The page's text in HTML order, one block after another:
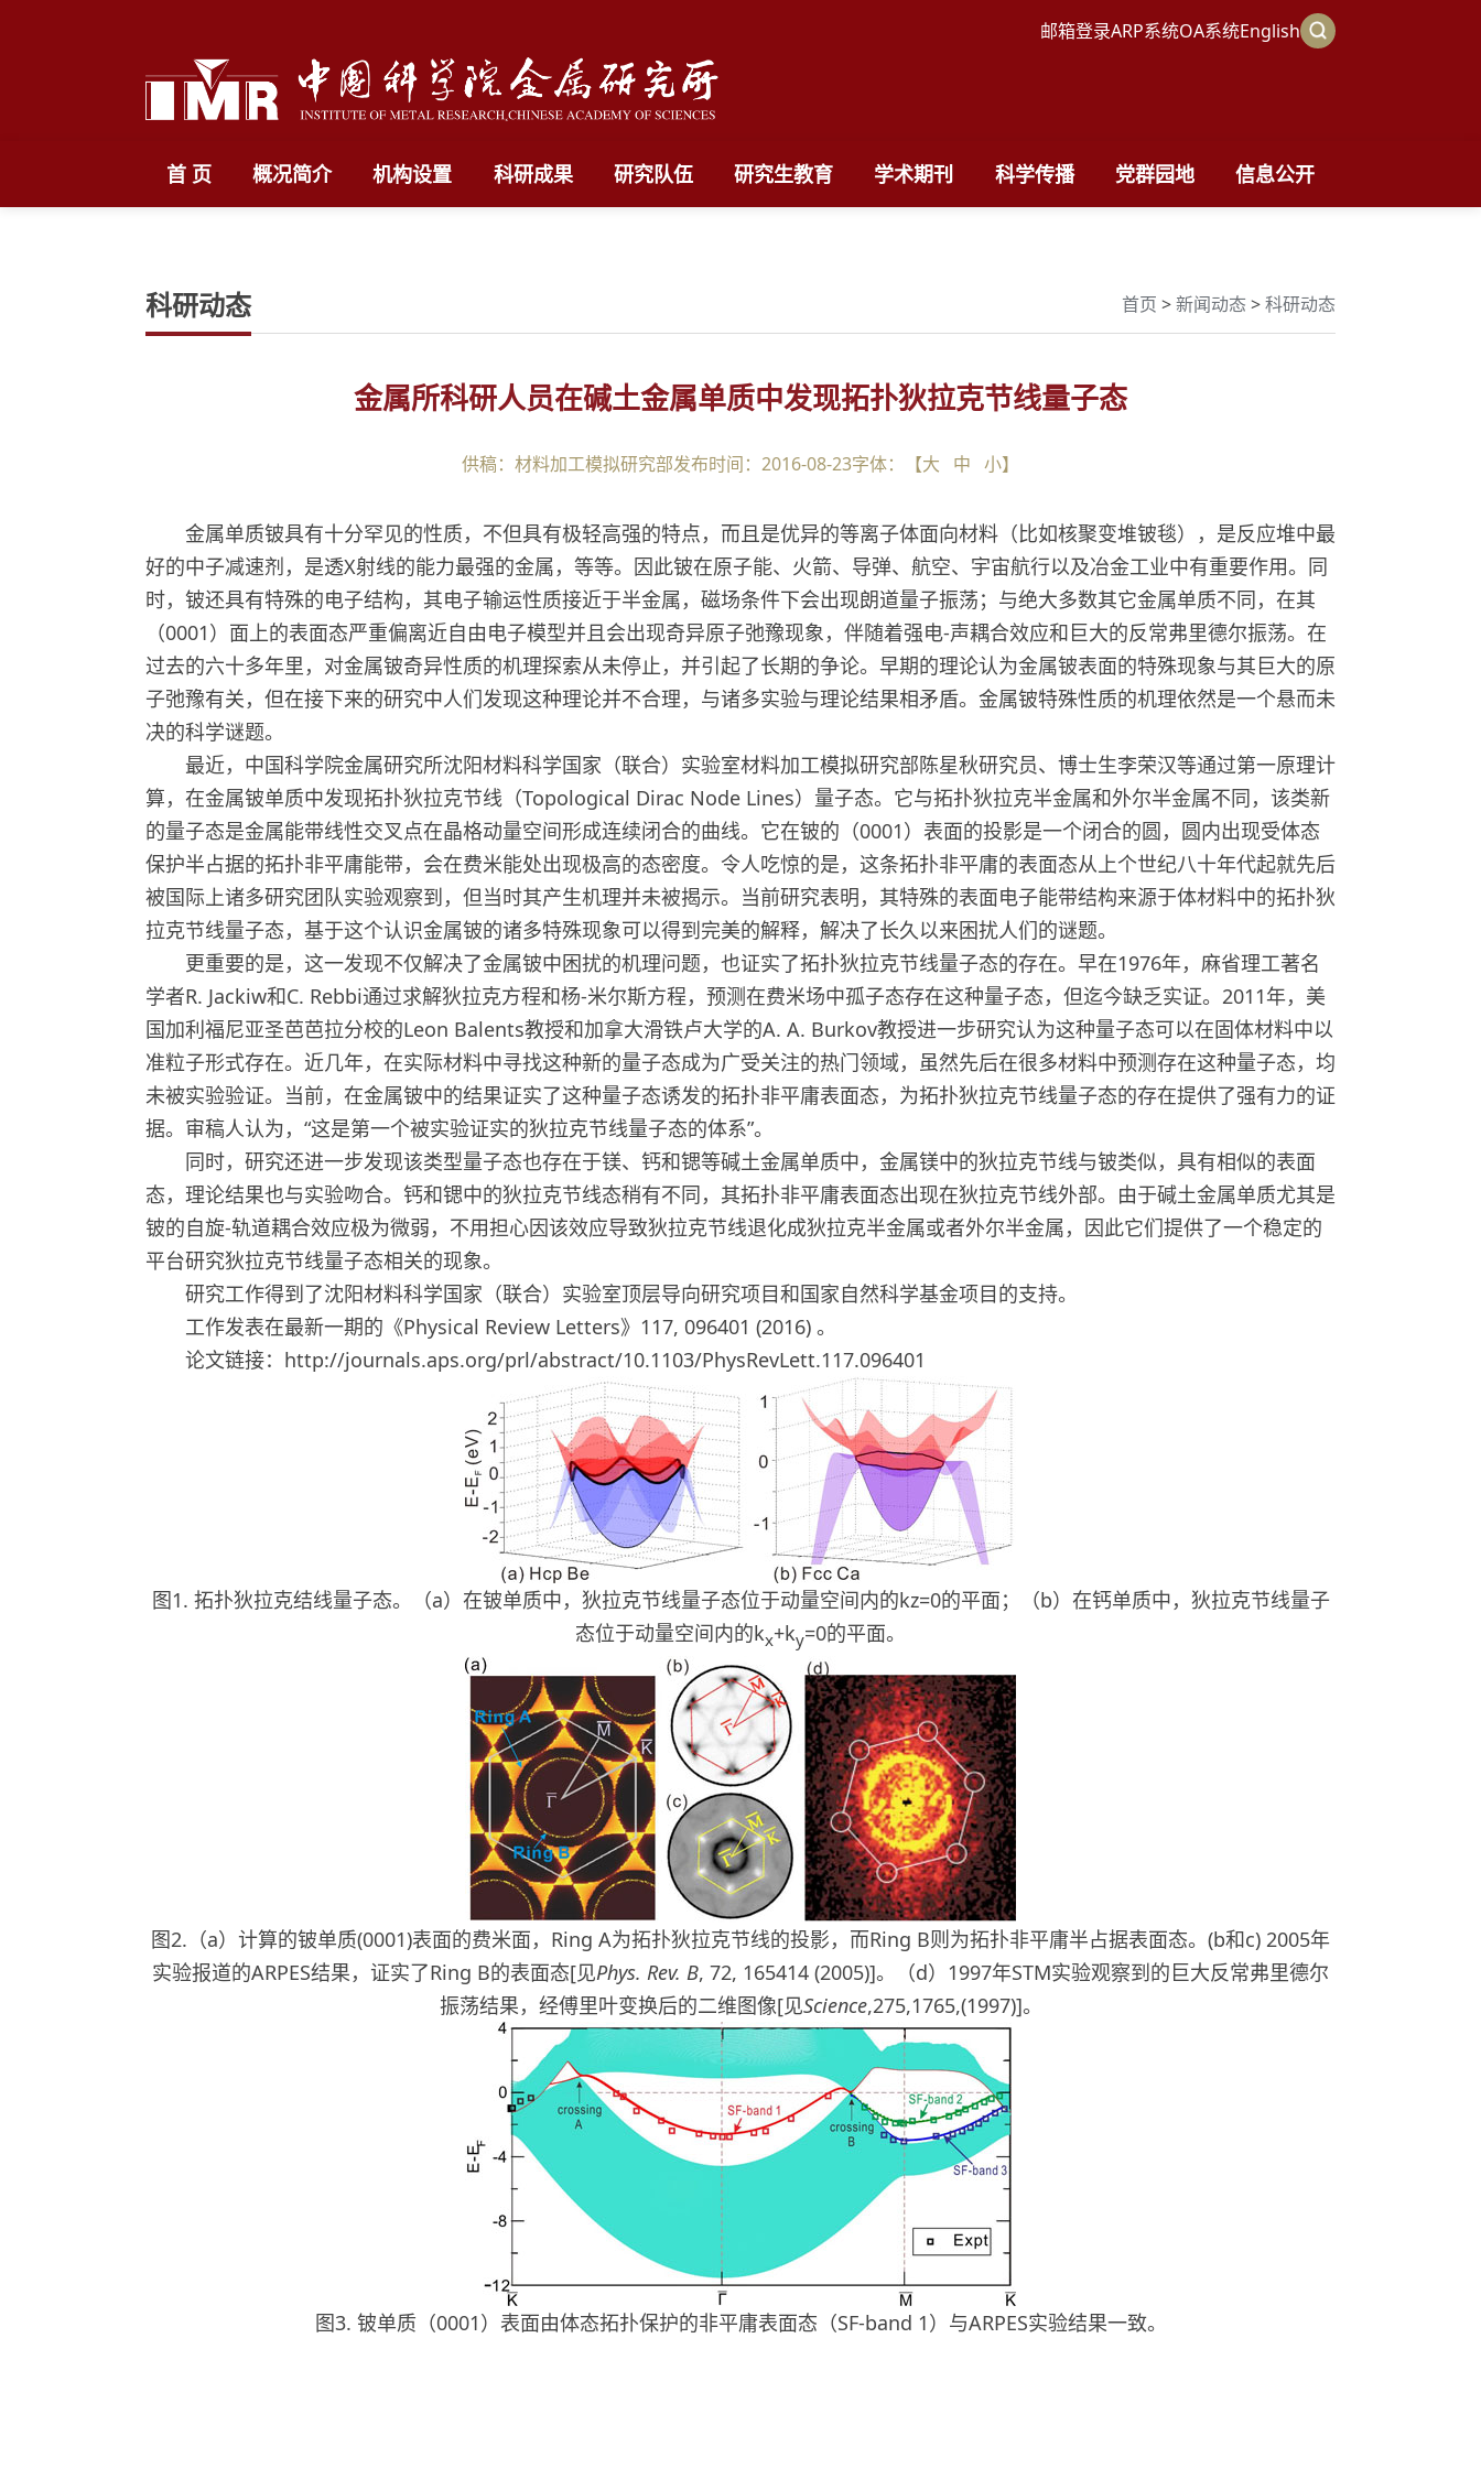
邮箱登录ARP系统OA系统English
首 页 概况简介 机构设置 科研成果 研究队伍 研究生教育 学术期刊 科学传播 党群园地 信息公开
科研动态 首页 >新闻动态>科研动态
金属所科研人员在碱土金属单质中发现拓扑狄拉克节线量子态
供稿：材料加工模拟研究部发布时间：2016-08-23字体：【大 中 小】
金属单质铍具有十分罕见的性质，不但具有极轻高强的特点，而且是优异的等离子体面向材料（比如核聚变堆铍毯），是反应堆中最
好的中子减速剂，是透X射线的能力最强的金属，等等。因此铍在原子能、火箭、导弹、航空、宇宙航行以及冶金工业中有重要作用。同
时，铍还具有特殊的电子结构，其电子输运性质接近于半金属，磁场条件下会出现朗道量子振荡；与绝大多数其它金属单质不同，在其
（0001）面上的表面态严重偏离近自由电子模型并且会出现奇异原子弛豫现象，伴随着强电-声耦合效应和巨大的反常弗里德尔振荡。在
过去的六十多年里，对金属铍奇异性质的机理探索从未停止，并引起了长期的争论。早期的理论认为金属铍表面的特殊现象与其巨大的原
子弛豫有关，但在接下来的研究中人们发现这种理论并不合理，与诸多实验与理论结果相矛盾。金属铍特殊性质的机理依然是一个悬而未
决的科学谜题。
最近，中国科学院金属研究所沈阳材料科学国家（联合）实验室材料加工模拟研究部陈星秋研究员、博士生李荣汉等通过第一原理计
算，在金属铍单质中发现拓扑狄拉克节线（Topological Dirac Node Lines）量子态。它与拓扑狄拉克半金属和外尔半金属不同，该类新
的量子态是金属能带线性交叉点在晶格动量空间形成连续闭合的曲线。它在铍的（0001）表面的投影是一个闭合的圆，圆内出现受体态
保护半占据的拓扑非平庸能带，会在费米能处出现极高的态密度。令人吃惊的是，这条拓扑非平庸的表面态从上个世纪八十年代起就先后
被国际上诸多研究团队实验观察到，但当时其产生机理并未被揭示。当前研究表明，其特殊的表面电子能带结构来源于体材料中的拓扑狄
拉克节线量子态，基于这个认识金属铍的诸多特殊现象可以得到完美的解释，解决了长久以来困扰人们的谜题。
更重要的是，这一发现不仅解决了金属铍中困扰的机理问题，也证实了拓扑狄拉克节线量子态的存在。早在1976年，麻省理工著名
学者R. Jackiw和C. Rebbi通过求解狄拉克方程和杨-米尔斯方程，预测在费米场中孤子态存在这种量子态，但迄今缺乏实证。2011年，美
国加利福尼亚圣芭芭拉分校的Leon Balents教授和加拿大滑铁卢大学的A. A. Burkov教授进一步研究认为这种量子态可以在固体材料中以
准粒子形式存在。近几年，在实际材料中寻找这种新的量子态成为广受关注的热门领域，虽然先后在很多材料中预测存在这种量子态，均
未被实验验证。当前，在金属铍中的结果证实了这种量子态诱发的拓扑非平庸表面态，为拓扑狄拉克节线量子态的存在提供了强有力的证
据。审稿人认为，“这是第一个被实验证实的狄拉克节线量子态的体系”。
同时，研究还进一步发现该类型量子态也存在于镁、钙和锶等碱土金属单质中，金属镁中的狄拉克节线与铍类似，具有相似的表面
态，理论结果也与实验吻合。钙和锶中的狄拉克节线态稍有不同，其拓扑非平庸表面态出现在狄拉克节线外部。由于碱土金属单质尤其是
铍的自旋-轨道耦合效应极为微弱，不用担心因该效应导致狄拉克节线退化成狄拉克半金属或者外尔半金属，因此它们提供了一个稳定的
平台研究狄拉克节线量子态相关的现象。
研究工作得到了沈阳材料科学国家（联合）实验室顶层导向研究项目和国家自然科学基金项目的支持。
工作发表在最新一期的《Physical Review Letters》117, 096401 (2016) 。
论文链接： http://journals.aps.org/prl/abstract/10.1103/PhysRevLett.117.096401
图1. 拓扑狄拉克结线量子态。（a）在铍单质中，狄拉克节线量子态位于动量空间内的kz=0的平面；（b）在钙单质中，狄拉克节线量子
态位于动量空间内的kx+ky=0的平面。
图2.（a）计算的铍单质(0001)表面的费米面，Ring A为拓扑狄拉克节线的投影，而Ring B则为拓扑非平庸半占据表面态。(b和c) 2005年
实验报道的ARPES结果，证实了Ring B的表面态[见Phys. Rev. B, 72, 165414 (2005)]。（d）1997年STM实验观察到的巨大反常弗里德尔
振荡结果，经傅里叶变换后的二维图像[见Science,275,1765,(1997)]。
图3. 铍单质（0001）表面由体态拓扑保护的非平庸表面态（SF-band 1）与ARPES实验结果一致。